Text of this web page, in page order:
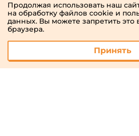
Продолжая использовать наш
на обработку файлов cookie и
данных. Вы можете запретить это
браузера.
Принять